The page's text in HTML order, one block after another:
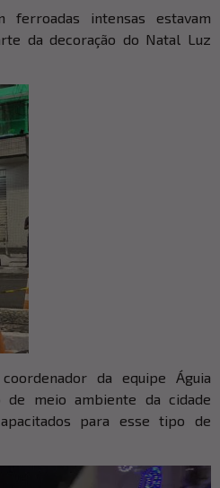
ferroadas intensas estavam
da decoração do Natal Luz
da equipe Águia
de meio ambiente da cidade
para esse tipo de